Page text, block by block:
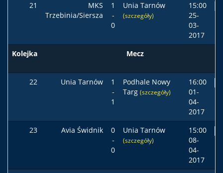
21
MKS
Trzebinia/Siersza
1
-
0
Unia Tarnów
(szczegóły)
15:00
25-
03-
2017
Kolejka Mecz
22 Unia Tarnów
1
-
1
Podhale Nowy
Targ (szczegóły)
16:00
01-
04-
2017
23 Avia Świdnik
0
-
0
Unia Tarnów
(szczegóły)
15:00
08-
04-
2017